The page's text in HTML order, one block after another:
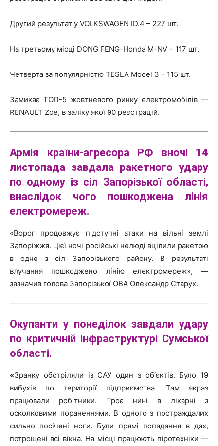
Другий результат у VOLKSWAGEN ID.4 – 227 шт.
На третьому місці DONG FENG-Honda M-NV – 117 шт.
Четверта за популярністю TESLA Model 3 – 115 шт.
Замикає ТОП-5 жовтневого ринку електромобілів —
RENAULT Zoe, в заліку якої 90 реєстрацій.
Армія країни-агресора РФ вночі 14
листопада завдала ракетного удару
по одному із сіл Запорізької області,
внаслідок чого пошкоджена лінія
електромереж.
«Ворог продовжує підступні атаки на вільні землі
Запоріжжя. Цієї ночі російські нелюді вцілили ракетою
в одне з сіл Запорізького району. В результаті
влучання пошкоджено лінію електромереж», —
зазначив голова Запорізької ОВА Олександр Старух.
Окупанти у понеділок завдали удару
по критичній інфраструктурі Сумської
області.
«Зранку обстріляли із САУ один з об‘єктів. Було 19
вибухів по території підприємства. Там якраз
працювали робітники. Троє нині в лікарні з
осколковими пораненнями. В одного з постраждалих
сильно посічені ноги. Були прямі попадання в дах,
потрощені всі вікна. На місці працюють піротехніки —